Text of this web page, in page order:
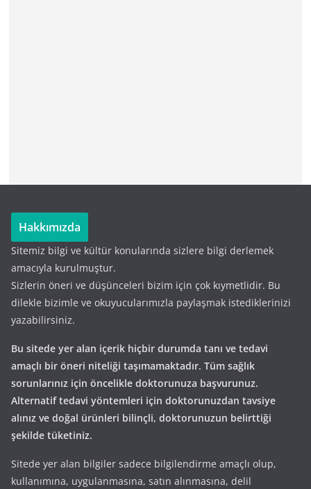
Hakkımızda
Sitemiz bilgi ve kültür konularında sizlere bilgi derlemek
amacıyla kurulmuştur.
Sizlerin öneri ve düşünceleri bizim için çok kıymetlidir. Bu
dilekle bizimle ve okuyucularımızla paylaşmak istediklerinizi
yazabilirsiniz.
Bu sitede yer alan içerik hiçbir durumda tanı ve tedavi
amaçlı bir öneri niteliği taşımamaktadır. Tüm sağlık
sorunlarınız için öncelikle doktorunuza başvurunuz.
Alternatif tedavi yöntemleri için doktorunuzdan tavsiye
alınız ve doğal ürünleri bilinçli, doktorunuzun belirttiği
şekilde tüketiniz.
Sitede yer alan bilgiler sadece bilgilendirme amaçlı olup,
kullanımına, uygulanmasına, satın alınmasına, delil